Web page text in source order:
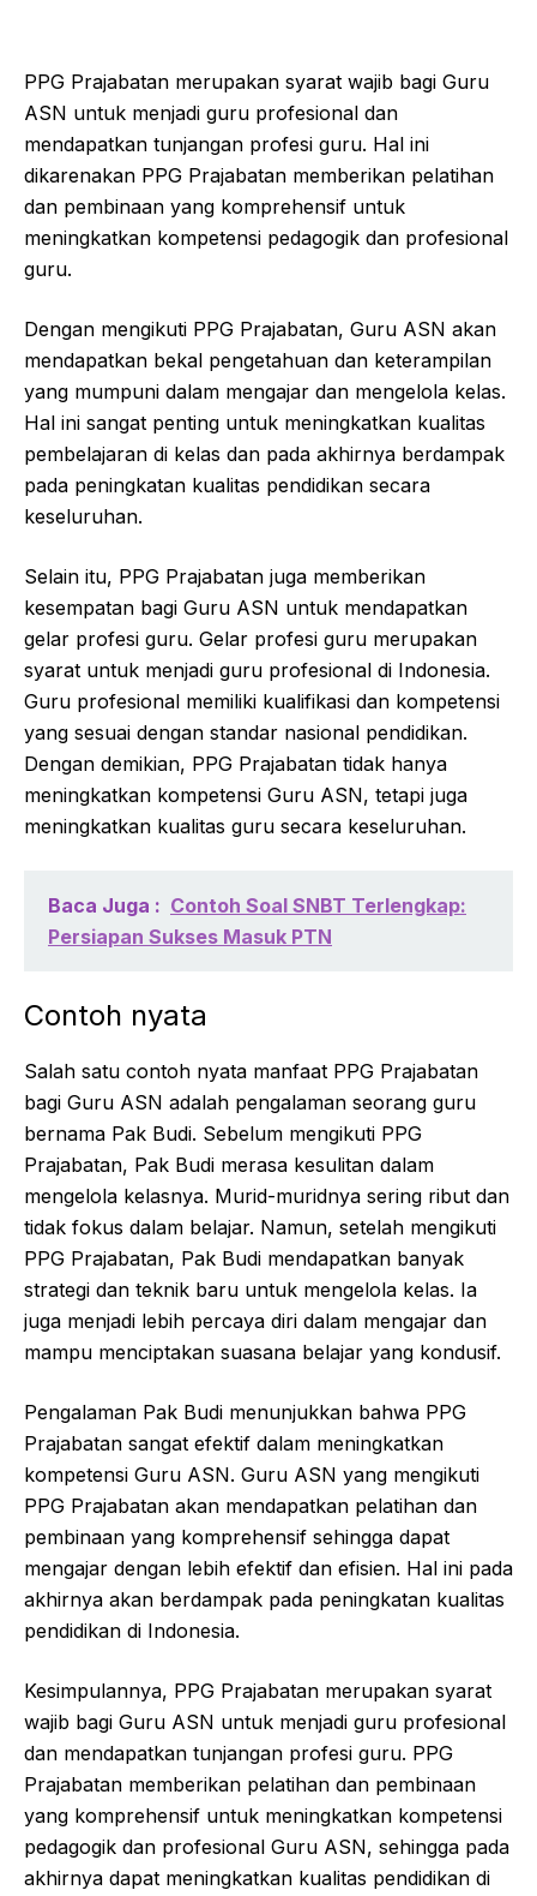
PPG Prajabatan merupakan syarat wajib bagi Guru
ASN untuk menjadi guru profesional dan
mendapatkan tunjangan profesi guru. Hal ini
dikarenakan PPG Prajabatan memberikan pelatihan
dan pembinaan yang komprehensif untuk
meningkatkan kompetensi pedagogik dan profesional
guru.
Dengan mengikuti PPG Prajabatan, Guru ASN akan
mendapatkan bekal pengetahuan dan keterampilan
yang mumpuni dalam mengajar dan mengelola kelas.
Hal ini sangat penting untuk meningkatkan kualitas
pembelajaran di kelas dan pada akhirnya berdampak
pada peningkatan kualitas pendidikan secara
keseluruhan.
Selain itu, PPG Prajabatan juga memberikan
kesempatan bagi Guru ASN untuk mendapatkan
gelar profesi guru. Gelar profesi guru merupakan
syarat untuk menjadi guru profesional di Indonesia.
Guru profesional memiliki kualifikasi dan kompetensi
yang sesuai dengan standar nasional pendidikan.
Dengan demikian, PPG Prajabatan tidak hanya
meningkatkan kompetensi Guru ASN, tetapi juga
meningkatkan kualitas guru secara keseluruhan.
Baca Juga : Contoh Soal SNBT Terlengkap:
Persiapan Sukses Masuk PTN
Contoh nyata
Salah satu contoh nyata manfaat PPG Prajabatan
bagi Guru ASN adalah pengalaman seorang guru
bernama Pak Budi. Sebelum mengikuti PPG
Prajabatan, Pak Budi merasa kesulitan dalam
mengelola kelasnya. Murid-muridnya sering ribut dan
tidak fokus dalam belajar. Namun, setelah mengikuti
PPG Prajabatan, Pak Budi mendapatkan banyak
strategi dan teknik baru untuk mengelola kelas. Ia
juga menjadi lebih percaya diri dalam mengajar dan
mampu menciptakan suasana belajar yang kondusif.
Pengalaman Pak Budi menunjukkan bahwa PPG
Prajabatan sangat efektif dalam meningkatkan
kompetensi Guru ASN. Guru ASN yang mengikuti
PPG Prajabatan akan mendapatkan pelatihan dan
pembinaan yang komprehensif sehingga dapat
mengajar dengan lebih efektif dan efisien. Hal ini pada
akhirnya akan berdampak pada peningkatan kualitas
pendidikan di Indonesia.
Kesimpulannya, PPG Prajabatan merupakan syarat
wajib bagi Guru ASN untuk menjadi guru profesional
dan mendapatkan tunjangan profesi guru. PPG
Prajabatan memberikan pelatihan dan pembinaan
yang komprehensif untuk meningkatkan kompetensi
pedagogik dan profesional Guru ASN, sehingga pada
akhirnya dapat meningkatkan kualitas pendidikan di